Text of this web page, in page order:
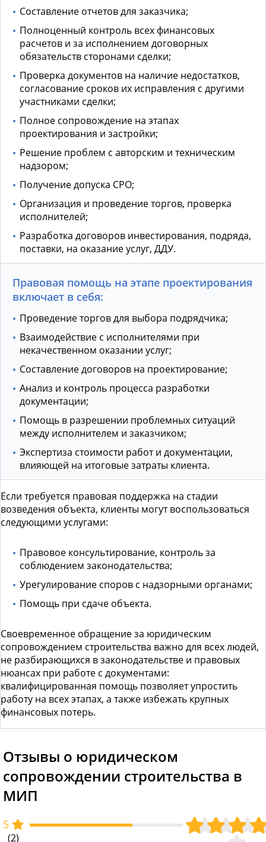
Составление отчетов для заказчика;
Полноценный контроль всех финансовых
расчетов и за исполнением договорных
обязательств сторонами сделки;
Проверка документов на наличие недостатков,
согласование сроков их исправления с другими
участниками сделки;
Полное сопровождение на этапах
проектирования и застройки;
Решение проблем с авторским и техническим
надзором;
Получение допуска СРО;
Организация и проведение торгов, проверка
исполнителей;
Разработка договоров инвестирования, подряда,
поставки, на оказание услуг, ДДУ.
Правовая помощь на этапе проектирования
включает в себя:
Проведение торгов для выбора подрядчика;
Взаимодействие с исполнителями при
некачественном оказании услуг;
Составление договоров на проектирование;
Анализ и контроль процесса разработки
документации;
Помощь в разрешении проблемных ситуаций
между исполнителем и заказчиком;
Экспертиза стоимости работ и документации,
влияющей на итоговые затраты клиента.
Если требуется правовая поддержка на стадии
возведения объекта, клиенты могут воспользоваться
следующими услугами:
Правовое консультирование, контроль за
соблюдением законодательства;
Урегулирование споров с надзорными органами;
Помощь при сдаче объекта.
Своевременное обращение за юридическим
сопровождением строительства важно для всех людей,
не разбирающихся в законодательстве и правовых
нюансах при работе с документами:
квалифицированная помощь позволяет упростить
работу на всех этапах, а также избежать крупных
финансовых потерь.
Отзывы о юридическом
сопровождении строительства в
МИП
5
(2)